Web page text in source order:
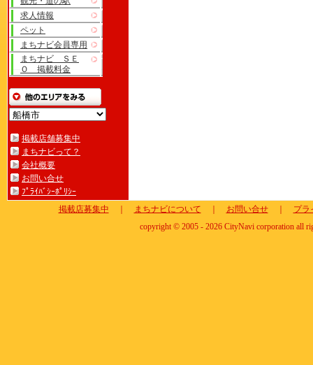
求人情報
ペット
まちナビ会員専用
まちナビ ＳＥ
Ｏ 掲載料金
掲載店舗募集中
まちナビって？
会社概要
お問い合せ
ﾌﾟﾗｲﾊﾞｼｰﾎﾟﾘｼｰ
掲載店募集中 まちナビについて お問い合せ｜
プラ
copyright © 2005 - 2026 CityNavi corporation all